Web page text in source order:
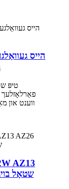
פאַרלאָזלעך
ווענט און
AZ13